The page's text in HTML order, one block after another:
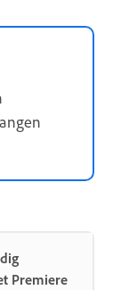
Premiere